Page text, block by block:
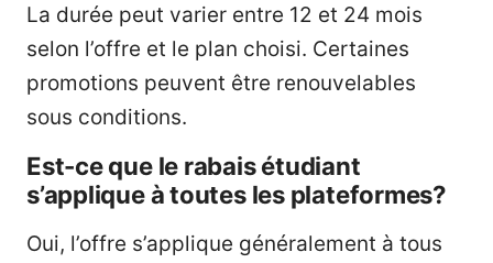
La durée peut varier entre 12 et 24 mois
selon l’offre et le plan choisi. Certaines
promotions peuvent être renouvelables
sous conditions.
Est-ce que le rabais étudiant
s’applique à toutes les plateformes?
Oui, l’offre s’applique généralement à tous